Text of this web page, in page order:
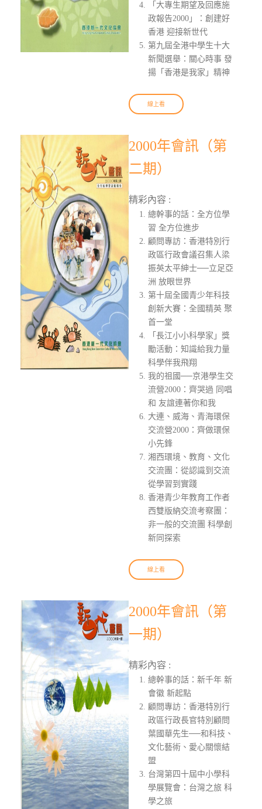
「大專生期望及回應施
政報告2000」：創建好
香港 迎接新世代
第九屆全港中學生十大
新聞選舉：關心時事 發
揚「香港是我家」精神
線上看
2000年會訊（第
二期）
精彩內容 :
總幹事的話：全方位學
習 全方位進步
顧問專訪：香港特別行
政區行政會議召集人梁
振英太平紳士──立足亞
洲 放眼世界
第十屆全國青少年科技
創新大賽：全國精英 聚
首一堂
「長江小小科學家」獎
勵活動：知識給我力量
科學伴我飛翔
我的祖國──京港學生交
流營2000：齊哭過 同唱
和 友誼連著你和我
大連、威海、青海環保
交流營2000：齊做環保
小先鋒
湘西環境、教育、文化
交流團：從認識到交流
從學習到實踐
香港青少年教育工作者
西雙版納交流考察團：
非一般的交流團 科學創
新同探索
線上看
2000年會訊（第
一期）
精彩內容 :
總幹事的話：新千年 新
會徽 新起點
顧問專訪：香港特別行
政區行政長官特別顧問
葉國華先生──和科技、
文化藝術、愛心關懷結
盟
台灣第四十屆中小學科
學展覽會：台灣之旅 科
學之旅